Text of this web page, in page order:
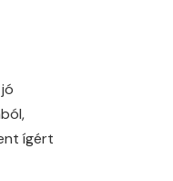
ígért